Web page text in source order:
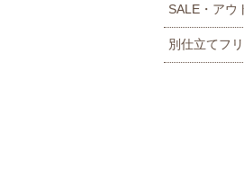
SALE・アウ
別仕立てフ